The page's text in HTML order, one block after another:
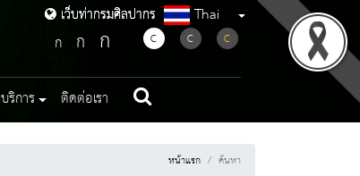
เว็บท่ากรมศิลปากร
เว็บท่ากรมศิลปากร Thai
ก ก ก C C C
บริการ ติดต่อเรา
หน้าแรก ค้นหา